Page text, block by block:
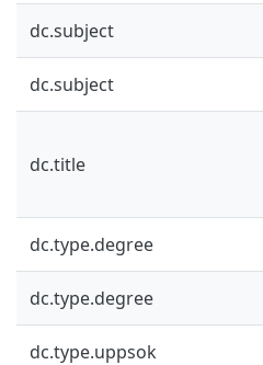
dc.subject
dc.subject
dc.title
dc.type.degree
dc.type.degree
dc.type.uppsok